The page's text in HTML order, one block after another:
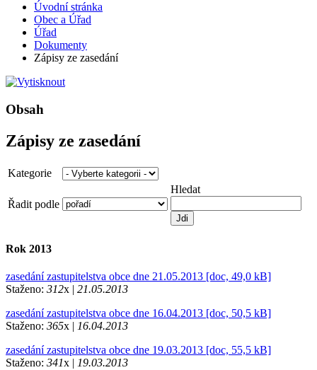
Úvodní stránka
Obec a Úřad
Úřad
Dokumenty
Zápisy ze zasedání
Obsah
Zápisy ze zasedání
Kategorie
Řadit podle
Hledat
Rok 2013
zasedání zastupitelstva obce dne 21.05.2013 [doc, 49,0 kB]
Staženo: 312x | 21.05.2013
zasedání zastupitelstva obce dne 16.04.2013 [doc, 50,5 kB]
Staženo: 365x | 16.04.2013
zasedání zastupitelstva obce dne 19.03.2013 [doc, 55,5 kB]
Staženo: 341x | 19.03.2013